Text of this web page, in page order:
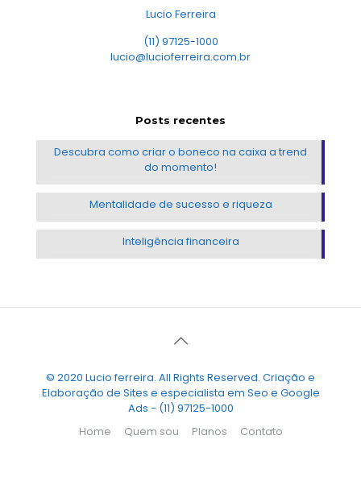
Lucio Ferreira
(11) 97125-1000
lucio@lucioferreira.com.br
Posts recentes
Descubra como criar o boneco na caixa a trend
do momento!
Mentalidade de sucesso e riqueza
Inteligência financeira
© 2020 Lucio ferreira. All Rights Reserved. Criação e
Elaboração de Sites e especialista em Seo e Google
Ads - (11) 97125-1000
Home
Quem sou Planos Contato